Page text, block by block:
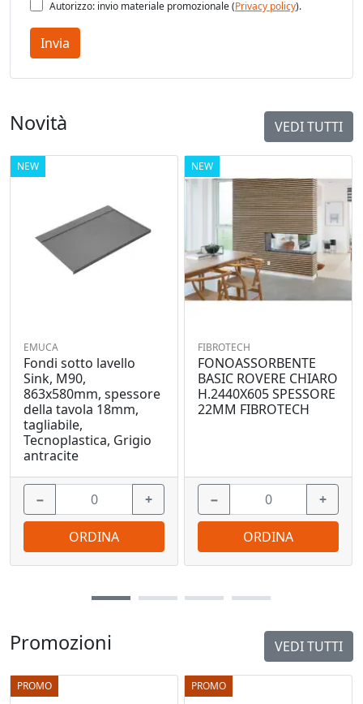
Autorizzo: invio materiale promozionale (Privacy policy).
Invia
Promozioni VEDI TUTTI
PROMO PROMO
Novità VEDI TUTTI
NEW
EMUCA
Fondi sotto lavello
Sink, M90,
863x580mm, spessore
della tavola 18mm,
tagliabile,
Tecnoplastica, Grigio
antracite
− +
ORDINA
NEW
FIBROTECH
FONOASSORBENTE
BASIC ROVERE CHIARO
H.2440X605 SPESSORE
22MM FIBROTECH
− +
ORDINA